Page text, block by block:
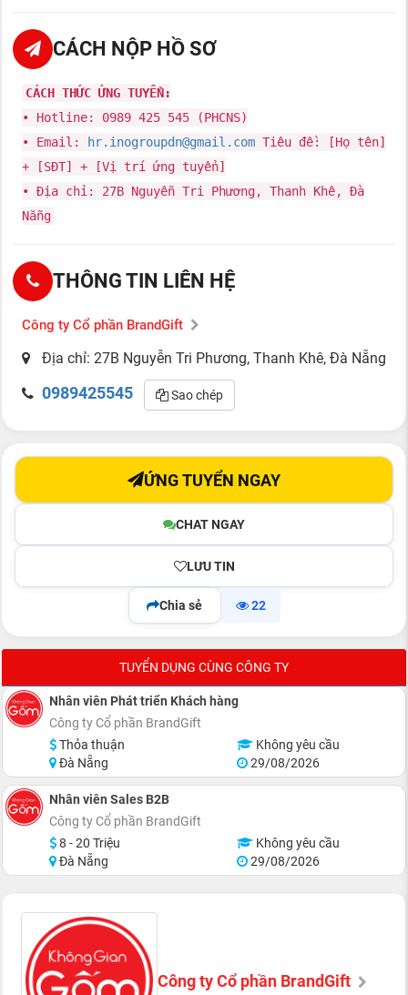
CÁCH NỘP HỒ SƠ
CÁCH THỨC ỨNG TUYỂN:
• Hotline: 0989 425 545 (PHCNS)
• Email:
hr.inogroupdn@gmail.com Tiêu đề: [Họ tên]
+ [SĐT] + [Vị trí ứng tuyển]
• Địa chỉ: 27B Nguyễn Tri Phương, Thanh Khê, Đà
Nẵng
THÔNG TIN LIÊN HỆ
Công ty Cổ phần BrandGift
Địa chỉ: 27B Nguyễn Tri Phương, Thanh Khê, Đà Nẵng
0989425545 Sao chép
CHAT NGAY
LƯU TIN
ỨNG TUYỂN NGAY
Chia sẻ 22
TUYỂN DỤNG CÙNG CÔNG TY
Nhân viên Phát triển Khách hàng
Công ty Cổ phần BrandGift
Thỏa thuận
Không yêu cầu
Đà Nẵng
29/08/2026
Nhân viên Sales B2B
Công ty Cổ phần BrandGift
8 - 20 Triệu
Không yêu cầu
Đà Nẵng
29/08/2026
Công ty Cổ phần BrandGift